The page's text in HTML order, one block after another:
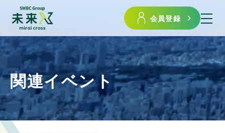
会員登録
関連イベント